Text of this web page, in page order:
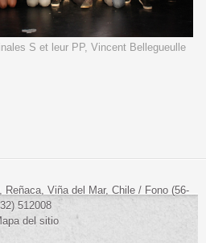
S et leur PP, Vincent Bellegueulle
Reñaca, Viña del Mar, Chile / Fono (56-
32) 512008
del sitio